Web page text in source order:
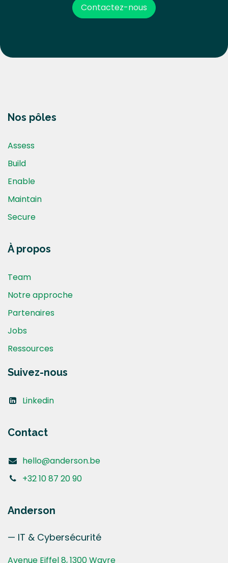
Contactez-nous
Nos pôles
Assess
Build
Enable
Maintain
Secure
À propos
Team
Notre approche
Partenaires
Jobs
Ressources
Suivez-nous
Linkedin
Contact
hello@anderson.be
+32 10 87 20 90
Anderson
— IT & Cybersécurité
Avenue Eiffel 8, 1300 Wavre